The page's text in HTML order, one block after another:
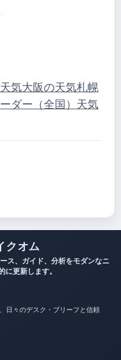
気大阪の天気札幌
ダー（全国） 天気
クオム
ス、ガイド、分析をモダンなニ
に更新します。
日々のデスク・ブリーフと信頼